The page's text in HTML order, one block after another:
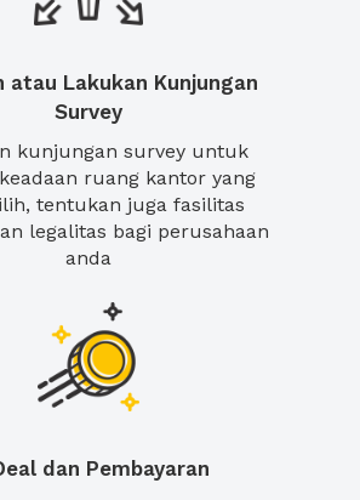
atau Lakukan Kunjungan
Survey
kunjungan survey untuk
ruang kantor yang
tentukan juga fasilitas
legalitas bagi perusahaan
anda
dan Pembayaran